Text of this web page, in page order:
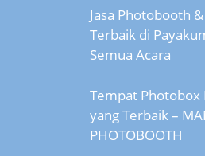
Jasa Photobooth
Terbaik di
Semua Acara
Tempat Photobox
yang Terbaik –
PHOTOBOOTH